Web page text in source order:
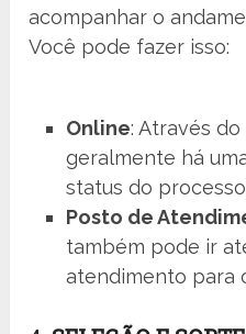
acompanhar o
Você pode fazer isso:
Online: Através
geralmente há
status do
Posto de
também pode ir
atendimento para